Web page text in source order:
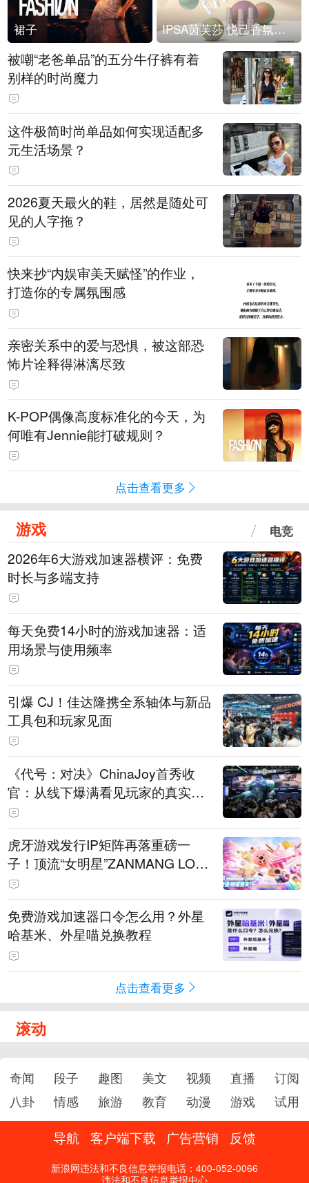
裙子 IPSA茵芙莎 悦己香氛凝露上市
被嘲“老爸单品”的五分牛仔裤有着
别样的时尚魔力
这件极简时尚单品如何实现适配多
元生活场景？
2026夏天最火的鞋，居然是随处可
见的人字拖？
快来抄“内娱审美天赋怪”的作业，
打造你的专属氛围感
亲密关系中的爱与恐惧，被这部恐
怖片诠释得淋漓尽致
K-POP偶像高度标准化的今天，为
何唯有Jennie能打破规则？
点击查看更多
游戏 电竞
2026年6大游戏加速器横评：免费
时长与多端支持
每天免费14小时的游戏加速器：适
用场景与使用频率
引爆 CJ！佳达隆携全系轴体与新品
工具包和玩家见面
《代号：对决》ChinaJoy首秀收
官：从线下爆满看见玩家的真实期
待
虎牙游戏发行IP矩阵再落重磅一
子！顶流“女明星”ZANMANG LOO
PY 正版3D消除手游《消消奇遇》
惊喜曝光
免费游戏加速器口令怎么用？外星
哈基米、外星喵兑换教程
点击查看更多
滚动
奇闻 段子 趣图 美文 视频 直播
订阅
八卦
情感 旅游 教育 动漫 游戏 试用
导航 客户端下载 广告营销 反馈
新浪网违法和不良信息举报电话：400-052-0066
违法和不良信息举报中心